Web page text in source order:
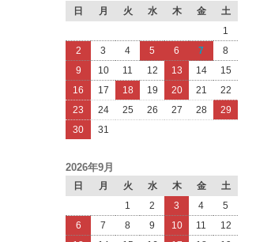
日 月 火 水 木 金
土
1
2
3 4 5 6 7
8
9
10 11 12 13 14
15
16
17 18 19 20 21
22
23
24 25 26 27 28
29
30
31
2026年9月
日 月 火 水 木 金
土
1
2 3 4
5
6
7 8 9 10 11
12